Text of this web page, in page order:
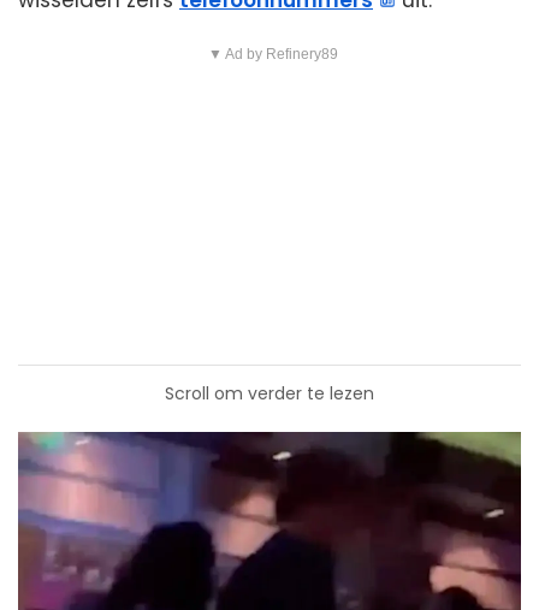
▼ Ad by Refinery89
Scroll om verder te lezen